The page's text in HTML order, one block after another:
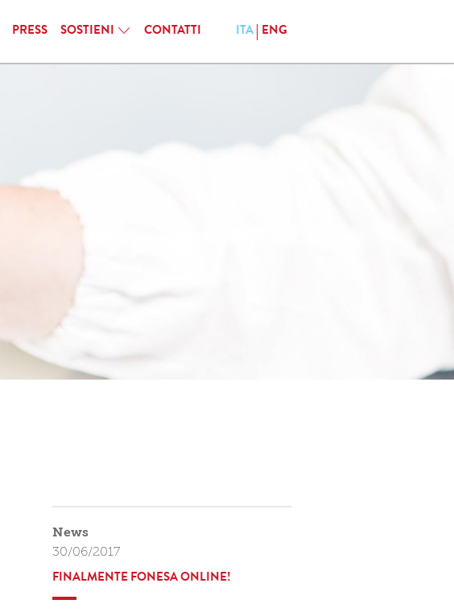
ITA ENG
PRESS SOSTIENI CONTATTI
News
30/06/2017
FINALMENTE FONESA ONLINE!